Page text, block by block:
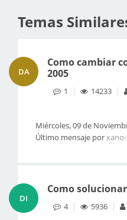
Temas
DA
Como cambiar
2005
1 14233
Miércoles, 09 de
Último mensaje por
DI
Como
4 5936